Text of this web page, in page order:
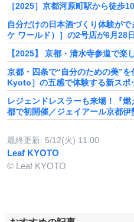
［2025］京都河原町駅から徒歩
自分だけの日本酒づくり体験が
ケ ワールド）］の2号店が6月28
【2025】 京都・清水寺参道で楽
京都・四条で“自分のための美”
Kyoto］の五感で体験する新スポ
レジェンドレスラーも来場！『
都で初開催／ジェイアール京都伊
最終更新: 5/12(火) 11:00
Leaf KYOTO
© Leaf KYOTO